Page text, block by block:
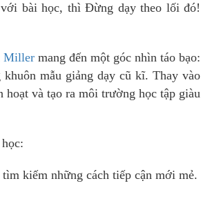
bài học, thì Đừng dạy theo lối đó!
Millermang đến một góc nhìn táo bạo:
mẫu giảng dạy cũ kĩ. Thay vào
và tạo ra môi trường học tập giàu
kiếm những cách tiếp cận mới mẻ.